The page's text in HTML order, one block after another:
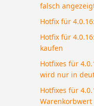
falsch
Hotfix für
Hotfix für
kaufen
Hotfixes für
wird nur in
Hotfixes für